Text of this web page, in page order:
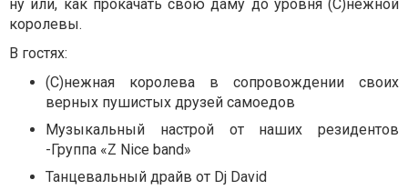
ну или, как прокачать свою даму до уровня (С)нежной
королевы.
В гостях:
(С)нежная королева в сопровождении своих
верных пушистых друзей самоедов
Музыкальный настрой от наших резидентов
-Группа «Z Nice band»
Танцевальный драйв от Dj David